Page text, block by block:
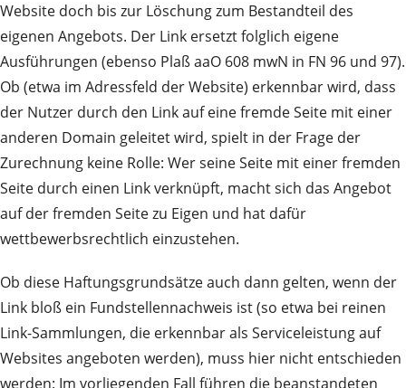
Website doch bis zur Löschung zum Bestandteil des
eigenen Angebots. Der Link ersetzt folglich eigene
Ausführungen (ebenso Plaß aaO 608 mwN in FN 96 und 97).
Ob (etwa im Adressfeld der Website) erkennbar wird, dass
der Nutzer durch den Link auf eine fremde Seite mit einer
anderen Domain geleitet wird, spielt in der Frage der
Zurechnung keine Rolle: Wer seine Seite mit einer fremden
Seite durch einen Link verknüpft, macht sich das Angebot
auf der fremden Seite zu Eigen und hat dafür
wettbewerbsrechtlich einzustehen.
Ob diese Haftungsgrundsätze auch dann gelten, wenn der
Link bloß ein Fundstellennachweis ist (so etwa bei reinen
Link-Sammlungen, die erkennbar als Serviceleistung auf
Websites angeboten werden), muss hier nicht entschieden
werden: Im vorliegenden Fall führen die beanstandeten